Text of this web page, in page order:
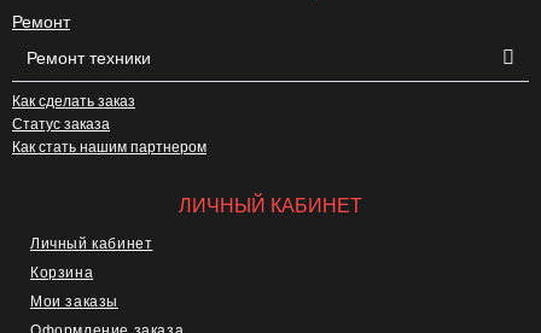
Ремонт
Ремонт техники
Как сделать заказ
Статус заказа
Как стать нашим партнером
ЛИЧНЫЙ КАБИНЕТ
Личный кабинет
Корзина
Мои заказы